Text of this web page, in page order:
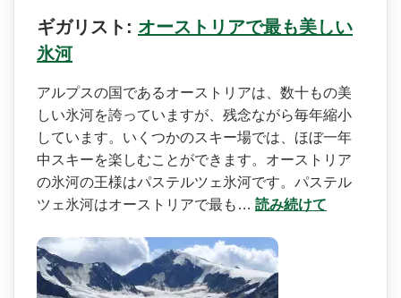
ギガリスト: オーストリアで最も美しい
氷河
アルプスの国であるオースト­リアは、数十もの美
しい氷河を誇っていますが、残念­ながら毎年縮小
しています。いくつかのスキー場では­、ほぼ一年
中スキーを楽しむことができます。オース­トリア
の氷河の王様はパステルツェ氷河です。パステ­ル
ツェ氷河はオーストリアで最も… 読み続けて